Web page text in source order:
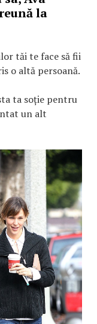
la
tăi te face să fii
o altă persoană.
ta soție pentru
un alt